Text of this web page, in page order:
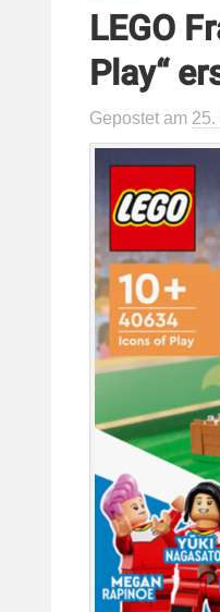
LEGO
Play“
Gepostet am 25.